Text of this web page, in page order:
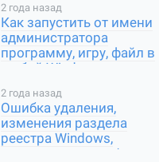
2 года назад
Как запустить от имени
администратора
программу, игру, файл в
любой Windows
2 года назад
Ошибка удаления,
изменения раздела
реестра Windows,
переименования /